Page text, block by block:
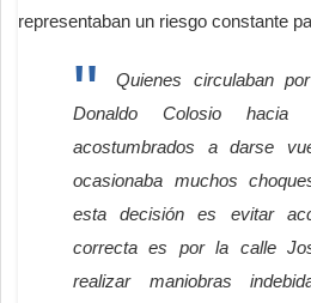
representaban un riesgo constante
Quienes circulaban
Donaldo Colosio
acostumbrados a darse
ocasionaba muchos
esta decisión es evitar
correcta es por la calle
realizar maniobras